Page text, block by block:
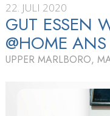
22. JULI 2020
GUT ESSEN
@HOME
UPPER MARLBORO,